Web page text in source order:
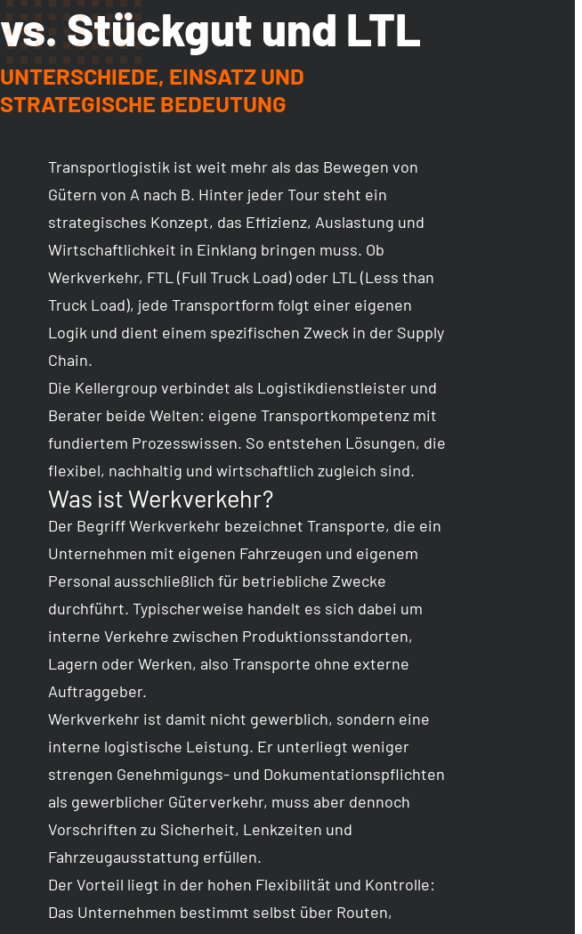
vs. Stückgut und LTL
UNTERSCHIEDE, EINSATZ UND
STRATEGISCHE BEDEUTUNG
Transportlogistik ist weit mehr als das Bewegen von
Gütern von A nach B. Hinter jeder Tour steht ein
strategisches Konzept, das Effizienz, Auslastung und
Wirtschaftlichkeit in Einklang bringen muss. Ob
Werkverkehr, FTL (Full Truck Load) oder LTL (Less than
Truck Load), jede Transportform folgt einer eigenen
Logik und dient einem spezifischen Zweck in der Supply
Chain.
Die Kellergroup verbindet als Logistikdienstleister und
Berater beide Welten: eigene Transportkompetenz mit
fundiertem Prozesswissen. So entstehen Lösungen, die
flexibel, nachhaltig und wirtschaftlich zugleich sind.
Was ist Werkverkehr?
Der Begriff Werkverkehr bezeichnet Transporte, die ein
Unternehmen mit eigenen Fahrzeugen und eigenem
Personal ausschließlich für betriebliche Zwecke
durchführt. Typischerweise handelt es sich dabei um
interne Verkehre zwischen Produktionsstandorten,
Lagern oder Werken, also Transporte ohne externe
Auftraggeber.
Werkverkehr ist damit nicht gewerblich, sondern eine
interne logistische Leistung. Er unterliegt weniger
strengen Genehmigungs- und Dokumentationspflichten
als gewerblicher Güterverkehr, muss aber dennoch
Vorschriften zu Sicherheit, Lenkzeiten und
Fahrzeugausstattung erfüllen.
Der Vorteil liegt in der hohen Flexibilität und Kontrolle:
Das Unternehmen bestimmt selbst über Routen,